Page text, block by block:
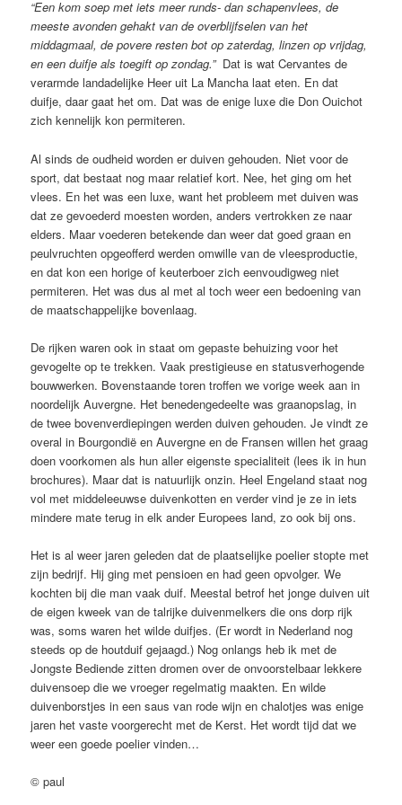
“Een kom soep met iets meer runds- dan schapenvlees, de
meeste avonden gehakt van de overblijfselen van het
middagmaal, de povere resten bot op zaterdag, linzen op vrijdag,
en een duifje als toegift op zondag.”Dat is wat Cervantes de
verarmde landadelijke Heer uit La Mancha laat eten. En dat
duifje, daar gaat het om. Dat was de enige luxe die Don Ouichot
zich kennelijk kon permiteren.
Al sinds de oudheid worden er duiven gehouden. Niet voor de
sport, dat bestaat nog maar relatief kort. Nee, het ging om het
vlees. En het was een luxe, want het probleem met duiven was
dat ze gevoederd moesten worden, anders vertrokken ze naar
elders. Maar voederen betekende dan weer dat goed graan en
peulvruchten opgeofferd werden omwille van de vleesproductie,
en dat kon een horige of keuterboer zich eenvoudigweg niet
permiteren. Het was dus al met al toch weer een bedoening van
de maatschappelijke bovenlaag.
De rijken waren ook in staat om gepaste behuizing voor het
gevogelte op te trekken. Vaak prestigieuse en statusverhogende
bouwwerken. Bovenstaande toren troffen we vorige week aan in
noordelijk Auvergne. Het benedengedeelte was graanopslag, in
de twee bovenverdiepingen werden duiven gehouden. Je vindt ze
overal in Bourgondië en Auvergne en de Fransen willen het graag
doen voorkomen als hun aller eigenste specialiteit (lees ik in hun
brochures). Maar dat is natuurlijk onzin. Heel Engeland staat nog
vol met middeleeuwse duivenkotten en verder vind je ze in iets
mindere mate terug in elk ander Europees land, zo ook bij ons.
Het is al weer jaren geleden dat de plaatselijke poelier stopte met
zijn bedrijf. Hij ging met pensioen en had geen opvolger. We
kochten bij die man vaak duif. Meestal betrof het jonge duiven uit
de eigen kweek van de talrijke duivenmelkers die ons dorp rijk
was, soms waren het wilde duifjes. (Er wordt in Nederland nog
steeds op de houtduif gejaagd.) Nog onlangs heb ik met de
Jongste Bediende zitten dromen over de onvoorstelbaar lekkere
duivensoep die we vroeger regelmatig maakten. En wilde
duivenborstjes in een saus van rode wijn en chalotjes was enige
jaren het vaste voorgerecht met de Kerst. Het wordt tijd dat we
weer een goede poelier vinden…
© paul